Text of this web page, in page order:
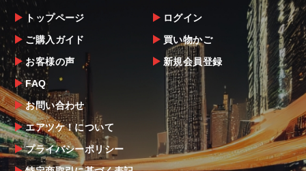
トップページ
ご購入ガイド
お客様の声
FAQ
お問い合わせ
エアツケ！について
プライバシーポリシー
ログイン
買い物かご
新規会員登録